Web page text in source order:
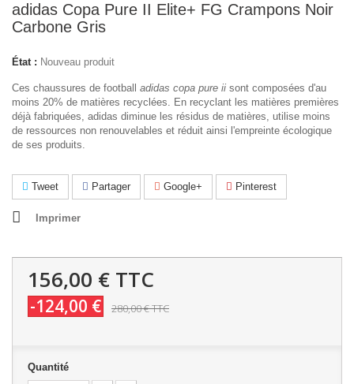
adidas Copa Pure II Elite+ FG Crampons Noir
Carbone Gris
État : Nouveau produit
Ces chaussures de football adidas copa pure ii sont composées d'au
moins 20% de matières recyclées. En recyclant les matières premières
déjà fabriquées, adidas diminue les résidus de matières, utilise moins
de ressources non renouvelables et réduit ainsi l'empreinte écologique
de ses produits.
Tweet Partager Google+ Pinterest
Imprimer
156,00 € TTC
-124,00 € 280,00 €TTC
Quantité